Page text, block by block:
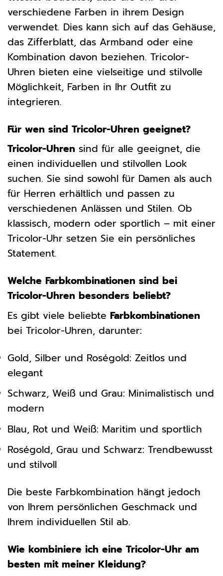
verschiedene Farben in ihrem Design
verwendet. Dies kann sich auf das Gehäuse,
das Zifferblatt, das Armband oder eine
Kombination davon beziehen. Tricolor-
Uhren bieten eine vielseitige und stilvolle
Möglichkeit, Farben in Ihr Outfit zu
integrieren.
Für wen sind Tricolor-Uhren geeignet?
Tricolor-Uhren sind für alle geeignet, die
einen individuellen und stilvollen Look
suchen. Sie sind sowohl für Damen als auch
für Herren erhältlich und passen zu
verschiedenen Anlässen und Stilen. Ob
klassisch, modern oder sportlich – mit einer
Tricolor-Uhr setzen Sie ein persönliches
Statement.
Welche Farbkombinationen sind bei
Tricolor-Uhren besonders beliebt?
Es gibt viele beliebte Farbkombinationen
bei Tricolor-Uhren, darunter:
Gold, Silber und Roségold: Zeitlos und
elegant
Schwarz, Weiß und Grau: Minimalistisch und
modern
Blau, Rot und Weiß: Maritim und sportlich
Roségold, Grau und Schwarz: Trendbewusst
und stilvoll
Die beste Farbkombination hängt jedoch
von Ihrem persönlichen Geschmack und
Ihrem individuellen Stil ab.
Wie kombiniere ich eine Tricolor-Uhr am
besten mit meiner Kleidung?